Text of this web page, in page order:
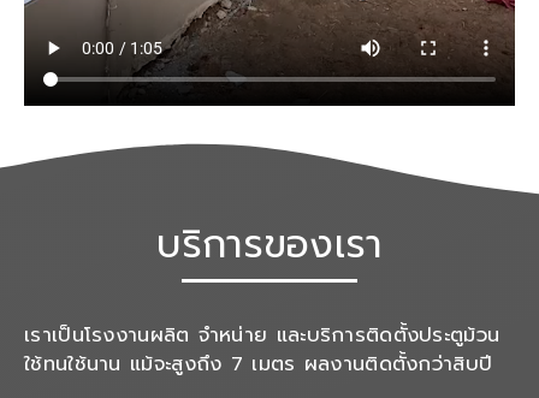
บริการของเรา
เราเป็นโรงงานผลิต จำหน่าย และบริการติดตั้งประตูม้วน
ใช้ทนใช้นาน แม้จะสูงถึง 7 เมตร ผลงานติดตั้งกว่าสิบปี